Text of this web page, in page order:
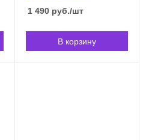
1 490руб./шт
В корзину